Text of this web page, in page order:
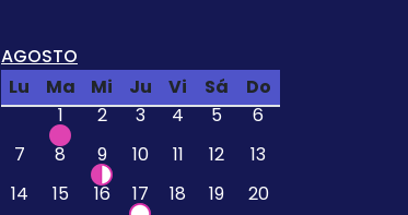
AGOSTO
Lu
Ma Mi Ju Vi Sá
Do
1
2 3 4 5
6
7
8 9 10 11 12
13
14
15 16 17 18 19
20